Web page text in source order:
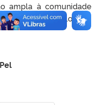
ampla à comunidade
de Filosofia,